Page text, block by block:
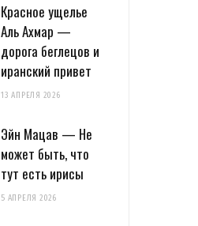
Красное ущелье
Аль Ахмар —
дорога беглецов и
иранский привет
13 АПРЕЛЯ 2026
Эйн Мацав — Не
может быть, что
тут есть ирисы
5 АПРЕЛЯ 2026